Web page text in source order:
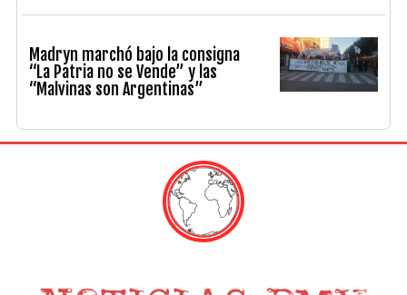
Madryn marchó bajo la consigna
“La Patria no se Vende” y las
“Malvinas son Argentinas”